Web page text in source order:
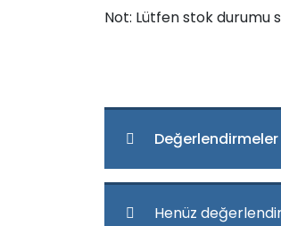
Not: Lütfen stok durumu
Değerlendirmeler
Henüz